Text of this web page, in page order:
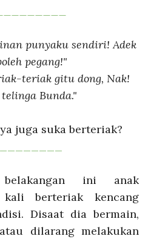
punyaku sendiri! Adek
pegang!"
teriak gitu dong, Nak!
Bunda."
juga suka berteriak?
ini anak
berteriak kencang
Disaat dia bermain,
dilarang melakukan